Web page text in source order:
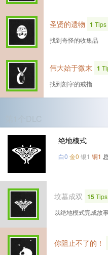
圣贤的遗物 1 Tips
找到奇怪的收集品
伟大始于微末 1
找到刻字的戒指
绝地模式
白0 金0 银1 铜1
坟墓成双 15Tips
以绝地模式完成故
你阻止不了的！